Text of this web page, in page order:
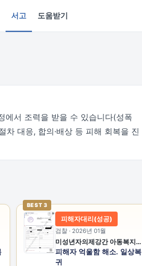
서고 도움받기
에서 조력을 받을 수 있습니다(성폭
차 대응, 합의·배상 등 피해 회복을 진
BEST 3
피해자대리(성공)
검찰 · 2026년 01월
미성년자의제강간 아동복지법위반 아청법위반(성착취물제작등)
피해자 억울함 해소. 일상복
귀